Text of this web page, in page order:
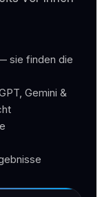
sie finden die
Gemini &